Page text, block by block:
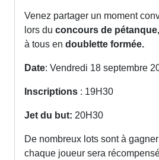
Venez partager un moment
lors du concours de pétanque,
à tous en doublette formée.
Date: Vendredi 18 septembre
Inscriptions : 19H30
Jet du but: 20H30
De nombreux lots sont à
chaque joueur sera